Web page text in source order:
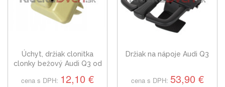
Úchyt, držiak clonitka
clonky bežový Audi Q3 od
cena s DPH: 12,10 €
Držiak na nápoje Audi Q3
cena s DPH: 53,90 €